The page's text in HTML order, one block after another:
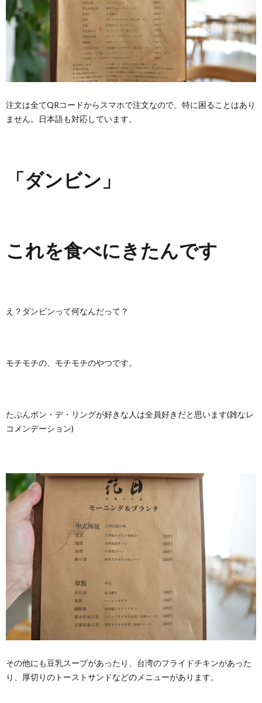
注文は全てQRコードからスマホで注文なので、特に困ることはあり
ません。日本語も対応しています。
「ダンビン」
これを食べにきたんです
え？ダンビンって何なんだって？
モチモチの、モチモチのやつです。
たぶんポン・デ・リングが好きな人は全員好きだと思います(雑なレ
コメンデーション)
その他にも豆乳スープがあったり、台湾のフライドチキンがあった
り、厚切りのトーストサンドなどのメニューがあります。